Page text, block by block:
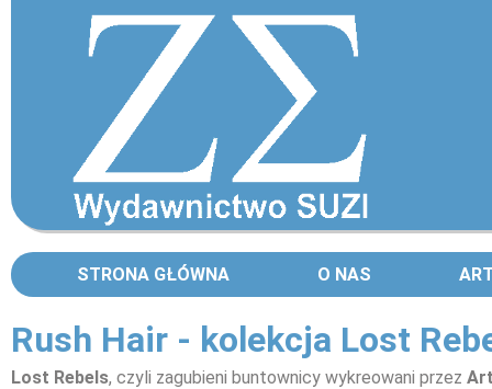
STRONA GŁÓWNA O NAS
Rush Hair - kolekcja Lost
Lost Rebels, czyli zagubieni buntownicy wykreowani przez